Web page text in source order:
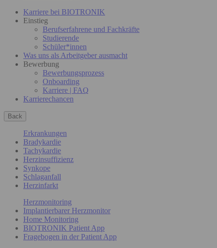
Karriere bei BIOTRONIK
Einstieg
Berufserfahrene und Fachkräfte
Studierende
Schüler*innen
Was uns als Arbeitgeber ausmacht
Bewerbung
Bewerbungsprozess
Onboarding
Karriere | FAQ
Karrierechancen
Back
Erkrankungen
Bradykardie
Tachykardie
Herzinsuffizienz
Synkope
Schlaganfall
Herzinfarkt
Herzmonitoring
Implantierbarer Herzmonitor
Home Monitoring
BIOTRONIK Patient App
Fragebogen in der Patient App